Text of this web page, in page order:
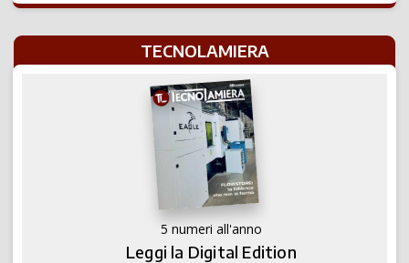
TECNOLAMIERA
5 numeri all'anno
Leggi la Digital Edition